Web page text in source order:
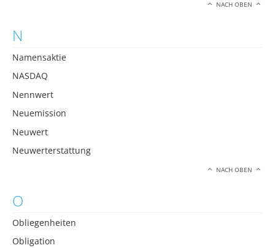
NACH OBEN
N
Namensaktie
NASDAQ
Nennwert
Neuemission
Neuwert
Neuwerterstattung
NACH OBEN
O
Obliegenheiten
Obligation